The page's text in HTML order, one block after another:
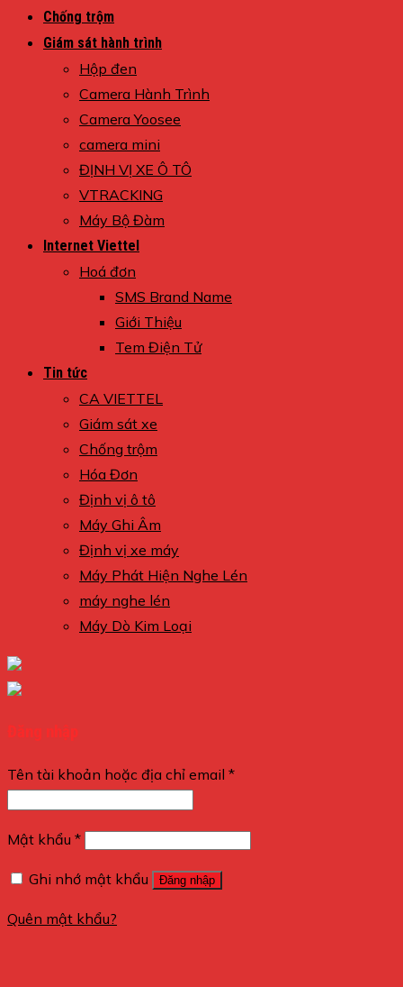
Chống trộm
Giám sát hành trình
Hộp đen
Camera Hành Trình
Camera Yoosee
camera mini
ĐỊNH VỊ XE Ô TÔ
VTRACKING
Máy Bộ Đàm
Internet Viettel
Hoá đơn
SMS Brand Name
Giới Thiệu
Tem Điện Tử
Tin tức
CA VIETTEL
Giám sát xe
Chống trộm
Hóa Đơn
Định vị ô tô
Máy Ghi Âm
Định vị xe máy
Máy Phát Hiện Nghe Lén
máy nghe lén
Máy Dò Kim Loại
Đăng nhập
Tên tài khoản hoặc địa chỉ email *
Mật khẩu *
Ghi nhớ mật khẩu Đăng nhập
Quên mật khẩu?